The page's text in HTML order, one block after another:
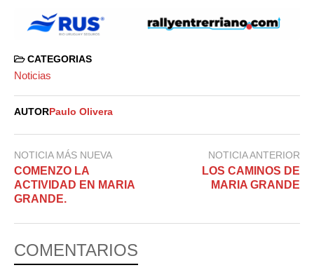
CATEGORIAS
Noticias
AUTOR Paulo Olivera
NOTICIA MÁS NUEVA
COMENZO LA
ACTIVIDAD EN MARIA
GRANDE.
NOTICIA ANTERIOR
LOS CAMINOS DE
MARIA GRANDE
COMENTARIOS